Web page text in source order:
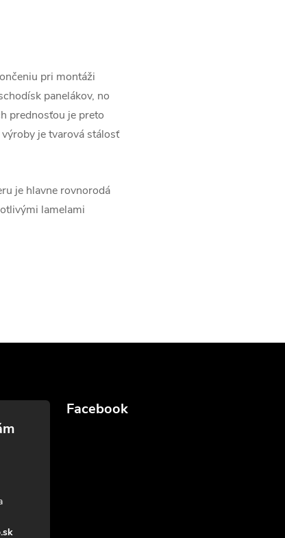
pri montáži
panelákov, no
prednosťou je preto
je tvarová stálosť
je hlavne rovnorodá
lamelami
Facebook